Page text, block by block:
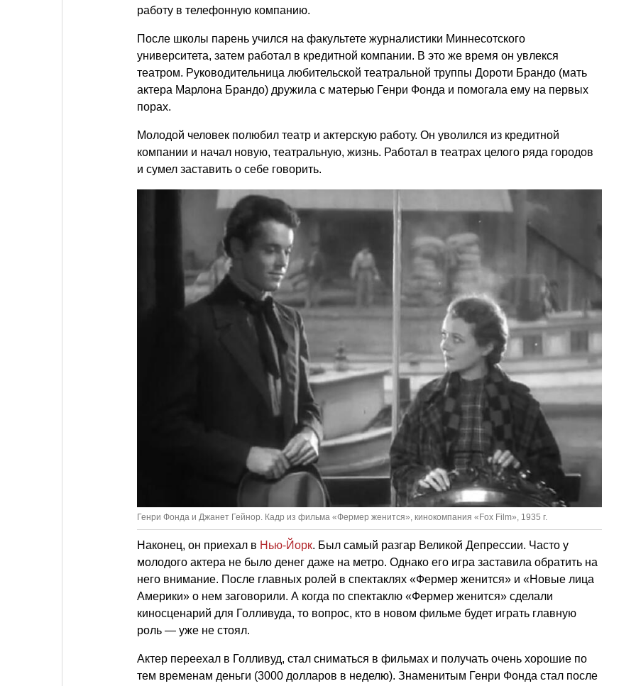
работу в телефонную компанию.
После школы парень учился на факультете журналистики Миннесотского
университета, затем работал в кредитной компании. В это же время он увлекся
театром. Руководительница любительской театральной труппы Дороти Брандо (мать
актера Марлона Брандо) дружила с матерью Генри Фонда и помогала ему на первых
порах.
Молодой человек полюбил театр и актерскую работу. Он уволился из кредитной
компании и начал новую, театральную, жизнь. Работал в театрах целого ряда городов
и сумел заставить о себе говорить.
Генри Фонда и Джанет Гейнор. Кадр из фильма «Фермер женится», кинокомпания «Fox Film», 1935 г.
Наконец, он приехал в Нью-Йорк. Был самый разгар Великой Депрессии. Часто у
молодого актера не было денег даже на метро. Однако его игра заставила обратить на
него внимание. После главных ролей в спектаклях «Фермер женится» и «Новые лица
Америки» о нем заговорили. А когда по спектаклю «Фермер женится» сделали
киносценарий для Голливуда, то вопрос, кто в новом фильме будет играть главную
роль — уже не стоял.
Актер переехал в Голливуд, стал сниматься в фильмах и получать очень хорошие по
тем временам деньги (3000 долларов в неделю). Знаменитым Генри Фонда стал после